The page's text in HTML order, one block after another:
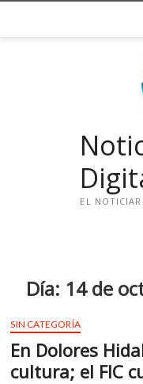
contenido
EL
Día: 14 de
SIN CATEGORÍA
En Dolores
cultura; el FIC